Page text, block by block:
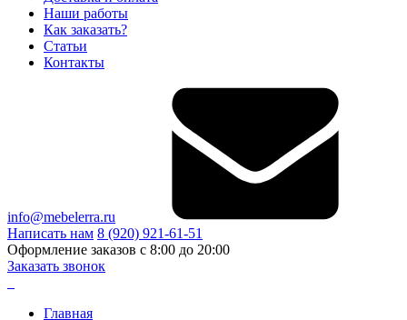
Наши работы
Как заказать?
Статьи
Контакты
info@mebelerra.ru
Написать нам 8 (920) 921-61-51
Оформление заказов с 8:00 до 20:00
Заказать звонок
Главная